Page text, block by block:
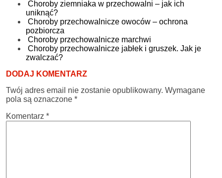
Choroby ziemniaka w przechowalni – jak ich
uniknąć?
Choroby przechowalnicze owoców – ochrona
pozbiorcza
Choroby przechowalnicze marchwi
Choroby przechowalnicze jabłek i gruszek. Jak je
zwalczać?
DODAJ KOMENTARZ
Twój adres email nie zostanie opublikowany. Wymagane
pola są oznaczone *
Komentarz *